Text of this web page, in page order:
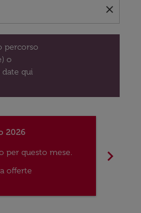
close
percorso
o
qui
2026
per questo mese.
offerte
chevron_right